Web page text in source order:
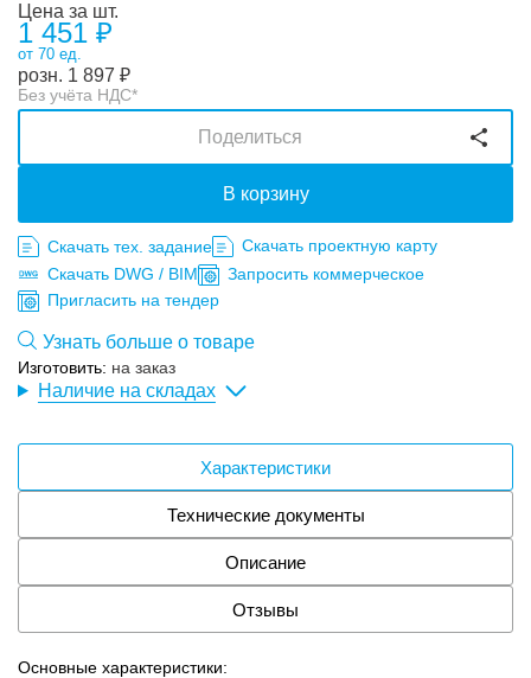
Цена за шт.
1 451 ₽
от 70 ед.
розн. 1 897 ₽
Без учёта НДС*
Изготовить: на заказ
В корзину
Поделиться
Скачать тех. задание
Скачать проектную карту
Скачать DWG / BIM
Запросить коммерческое
Пригласить на тендер
Узнать больше о товаре
Наличие на складах
Характеристики
Технические документы
Описание
Отзывы
Основные характеристики: